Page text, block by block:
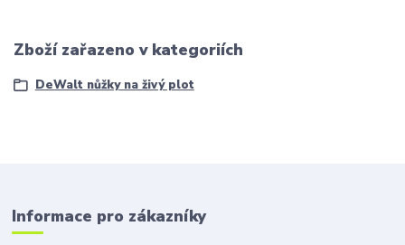
Zboží zařazeno v kategoriích
DeWalt nůžky na živý plot
Informace pro zákazníky